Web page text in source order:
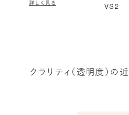
詳しく見る VS2
クラリティ（透明度）の